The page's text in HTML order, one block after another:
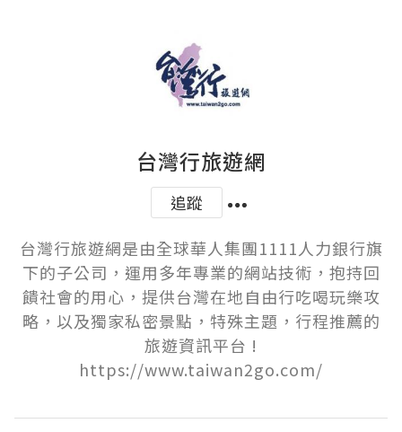
台灣行旅遊網
追蹤
台灣行旅遊網是由全球華人集團1111人力銀行旗
下的子公司，運用多年專業的網站技術，抱持回
饋社會的用心，提供台灣在地自由行吃喝玩樂攻
略，以及獨家私密景點，特殊主題，行程推薦的
旅遊資訊平台 !
https://www.taiwan2go.com/